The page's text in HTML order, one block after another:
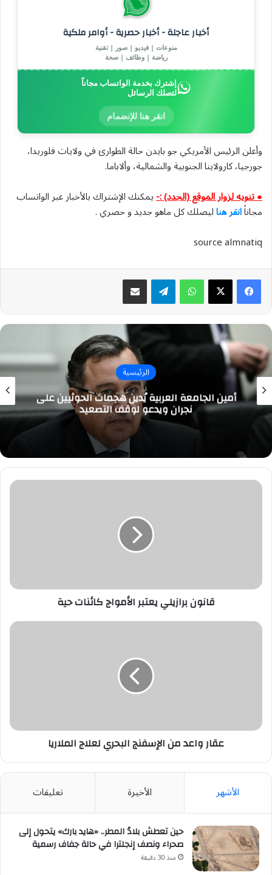
أخبار عاجلة - أخبار حصرية - أوامر ملكية
منوعات | فيديو | صور | تقنية
رياضة | وظائف | صحة
إشترك بخدمة الواتساب مجاناً
لتصلك الرسائل
انقر هنا للإنضمام
وأعلن الرئيس الأمريكي جو بايدن حالة الطوارئ في ولايات فلوريدا،
جورجيا، كارولاينا الجنوبية والشمالية، وألاباما.
● تنويه لزوار الموقع (الجدد) :-يمكنك الإشتراك بالأخبار عبر الواتساب
مجاناًانقر هناليصلك كل ماهو جديد و حصري .
source almnatiq
واتسابتيلقرام مشاركة عبر البريد
الرئيسية
أمين الجامعة العربية يُدين هجمات الحوثيين على
نجران ويدعو لوقف التصعيد
قانون
قانون برازيلي يعتبر الأمواج كائنات حية
عقار
عقار واعد من الإسفنج البحري لعلاج الملاريا
الأشهر الأخيرة تعليقات
حين تعطش بلادُ المطر.. «هايد بارك» يتحول إلى
صحراء ونصف إنجلترا في حالة جفاف رسمية
منذ 30 دقيقة